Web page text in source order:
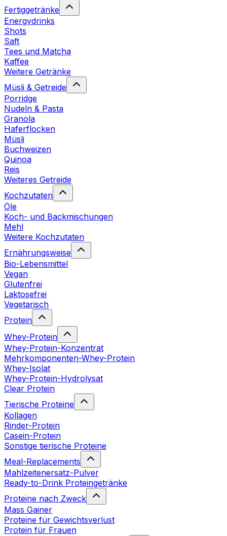
Fertiggetränke
Energydrinks
Shots
Saft
Tees und Matcha
Kaffee
Weitere Getränke
Müsli & Getreide
Porridge
Nudeln & Pasta
Granola
Haferflocken
Müsli
Buchweizen
Quinoa
Reis
Weiteres Getreide
Kochzutaten
Öle
Koch- und Backmischungen
Mehl
Weitere Kochzutaten
Ernährungsweise
Bio-Lebensmittel
Vegan
Glutenfrei
Laktosefrei
Vegetarisch
Protein
Whey-Protein
Whey-Protein-Konzentrat
Mehrkomponenten-Whey-Protein
Whey-Isolat
Whey-Protein-Hydrolysat
Clear Protein
Tierische Proteine
Kollagen
Rinder-Protein
Casein-Protein
Sonstige tierische Proteine
Meal-Replacements
Mahlzeitenersatz-Pulver
Ready-to-Drink Proteingetränke
Proteine nach Zweck
Mass Gainer
Proteine für Gewichtsverlust
Protein für Frauen